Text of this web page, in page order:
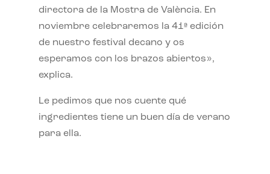
directora de la Mostra de València. En
noviembre celebraremos la 41ª edición
de nuestro festival decano y os
esperamos con los brazos abiertos»,
explica.
Le pedimos que nos cuente qué
ingredientes tiene un buen día de verano
para ella.